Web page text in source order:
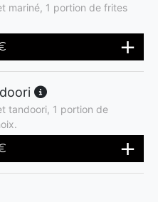
mariné, 1 portion de frites
tandoori, 1 portion de